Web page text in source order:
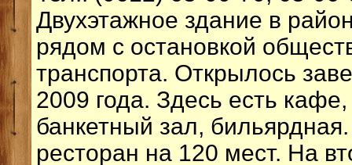
Двухэтажное здание в
рядом с остановкой
транспорта. Открылось
2009 года. Здесь есть
банкетный зал,
ресторан на 120 мест. На